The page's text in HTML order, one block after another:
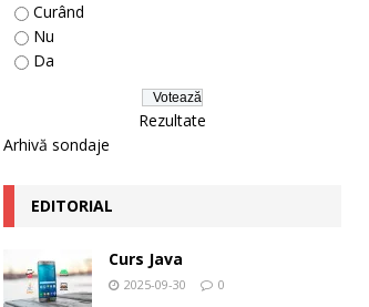
Curând
Nu
Da
Rezultate
Arhivă sondaje
EDITORIAL
Curs Java
2025-09-30 0